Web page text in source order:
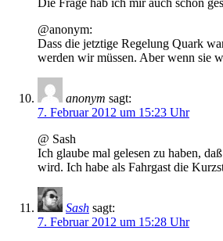
Die Frage hab ich mir auch schon
@anonym:
Dass die jetztige Regelung Quark
werden wir müssen. Aber wenn sie
anonym sagt:
7. Februar 2012 um 15:23 Uhr
@ Sash
Ich glaube mal gelesen zu haben,
wird. Ich habe als Fahrgast die
Sash sagt:
7. Februar 2012 um 15:28 Uhr